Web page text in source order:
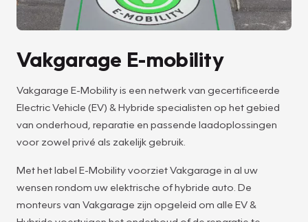
Vakgarage E-mobility
Vakgarage E-Mobility is een netwerk van gecertificeerde
Electric Vehicle (EV) & Hybride specialisten op het gebied
van onderhoud, reparatie en passende laadoplossingen
voor zowel privé als zakelijk gebruik.
Met het label E-Mobility voorziet Vakgarage in al uw
wensen rondom uw elektrische of hybride auto. De
monteurs van Vakgarage zijn opgeleid om alle EV &